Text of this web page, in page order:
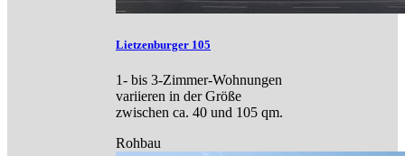
Lietzenburger 105
1- bis 3-Zimmer-Wohnungen
variieren in der Größe
zwischen ca. 40 und 105 qm.
Rohbau